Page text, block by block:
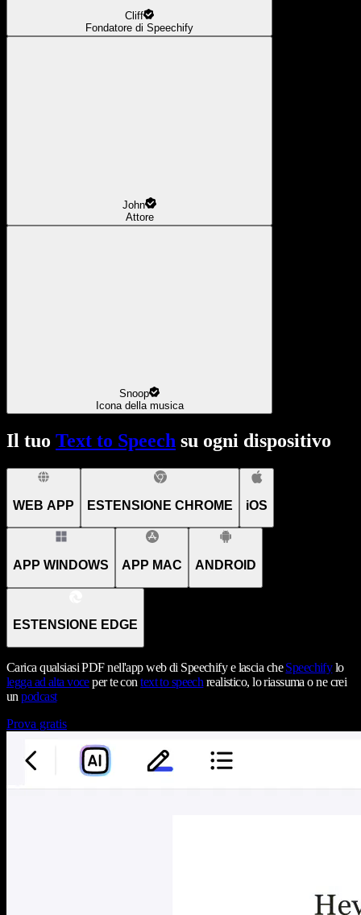
Cliff
Fondatore di Speechify
John
Attore
Snoop
Icona della musica
Il tuo Text to Speech su ogni dispositivo
WEB APP ESTENSIONE CHROME iOS
APP WINDOWS APP MAC ANDROID
ESTENSIONE EDGE
Carica qualsiasi PDF nell'app web di Speechify e lascia cheSpeechifylo
legga ad alta voceper te context to speech realistico, lo riassuma o ne crei
unpodcast
Prova gratis